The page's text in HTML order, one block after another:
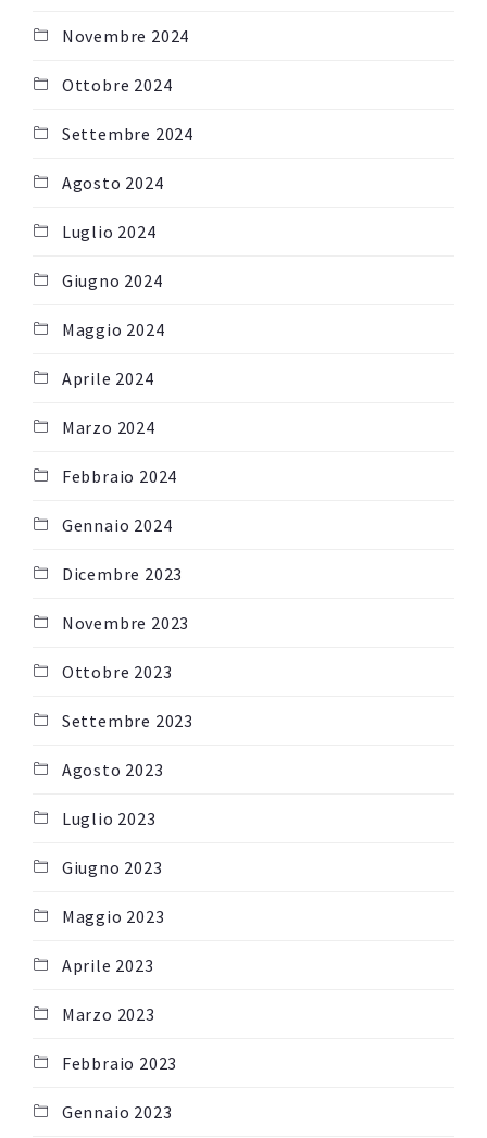
Novembre 2024
Ottobre 2024
Settembre 2024
Agosto 2024
Luglio 2024
Giugno 2024
Maggio 2024
Aprile 2024
Marzo 2024
Febbraio 2024
Gennaio 2024
Dicembre 2023
Novembre 2023
Ottobre 2023
Settembre 2023
Agosto 2023
Luglio 2023
Giugno 2023
Maggio 2023
Aprile 2023
Marzo 2023
Febbraio 2023
Gennaio 2023